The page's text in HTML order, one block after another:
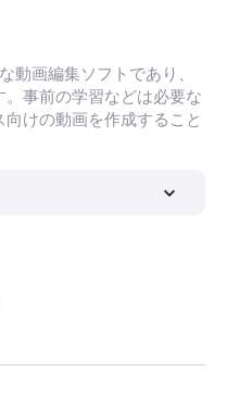
ーカー
へ
トクリップ
動画編集ソフトであり、
事前の学習などは必要な
けの動画を作成すること